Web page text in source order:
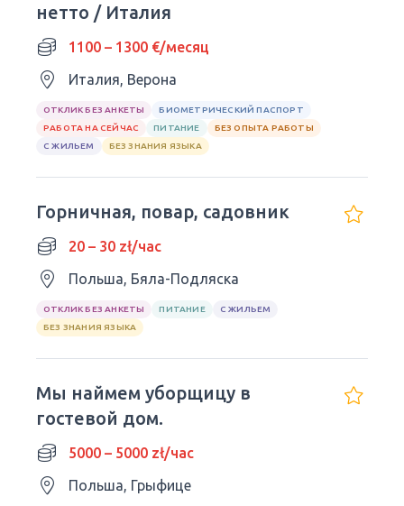
нетто / Италия
1100 – 1300 €/месяц
Италия, Верона
ОТКЛИК БЕЗ АНКЕТЫ
БИОМЕТРИЧЕСКИЙ ПАСПОРТ
РАБОТА НА СЕЙЧАС
ПИТАНИЕ
БЕЗ ОПЫТА РАБОТЫ
С ЖИЛЬЕМ
БЕЗ ЗНАНИЯ ЯЗЫКА
Горничная, повар, садовник
20 – 30 zł/час
Польша, Бяла-Подляска
ОТКЛИК БЕЗ АНКЕТЫ ПИТАНИЕ
С ЖИЛЬЕМ
БЕЗ ЗНАНИЯ ЯЗЫКА
Мы наймем уборщицу в
гостевой дом.
5000 – 5000 zł/час
Польша, Грыфице